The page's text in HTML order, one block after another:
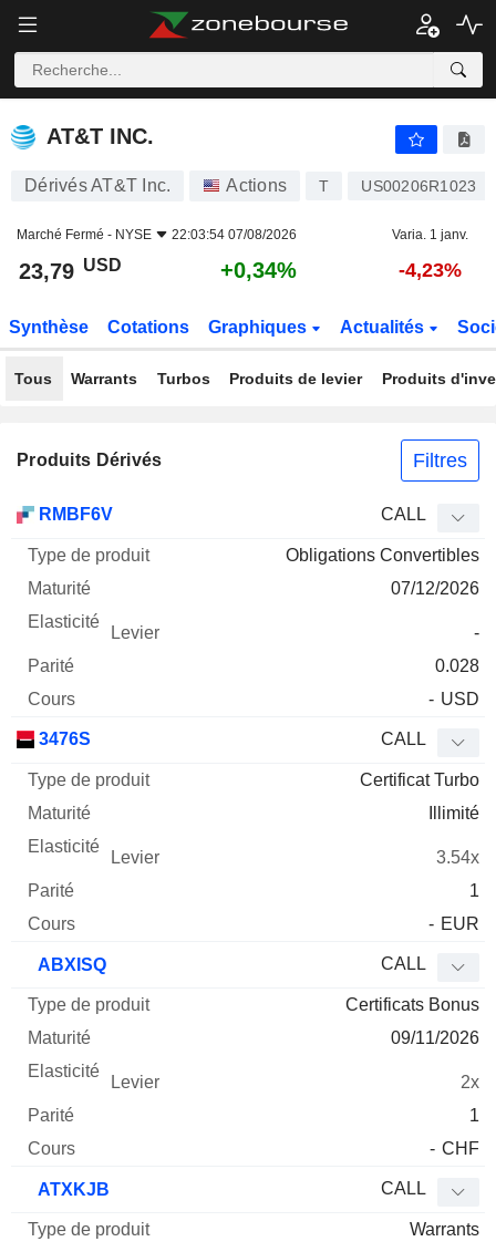
AT&T INC.
AT&T INC.
Dérivés AT&T Inc. Actions T US00206R1023
Marché Fermé - NYSE 22:03:54 07/08/2026 Varia. 1 janv.
23,79 USD +0,34% -4,23%
Synthèse Cotations Graphiques Actualités
Tous Warrants Turbos Produits de levier Produits
Produits Dérivés Filtres
Mnemo Type produit
Elasticité Levier Parité
RMBF6V CALL
Obligations Convertibles
07/12/2026
-
0.028
- USD
3476S CALL
Certificat Turbo
Illimité
3.54x
1
- EUR
ABXISQ CALL
Certificats Bonus
09/11/2026
2x
1
- CHF
ATXKJB CALL
Warrants